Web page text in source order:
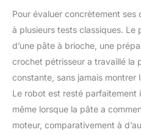
Pour évaluer concrètement ses
à plusieurs tests classiques.
d’une pâte à brioche, une
crochet pétrisseur a travaillé la
constante, sans jamais montrer
Le robot est resté parfaitement
même lorsque la pâte a
moteur, comparativement à